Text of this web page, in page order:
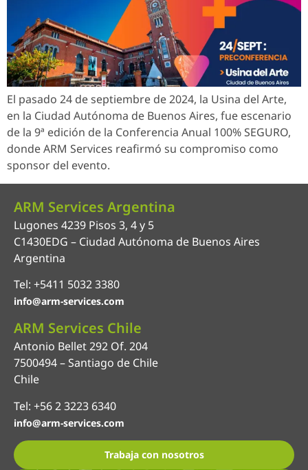
El pasado 24 de septiembre de 2024, la Usina del Arte,
en la Ciudad Autónoma de Buenos Aires, fue escenario
de la 9ª edición de la Conferencia Anual 100% SEGURO,
donde ARM Services reafirmó su compromiso como
sponsor del evento.
ARM Services Argentina
Lugones 4239 Pisos 3, 4 y 5
C1430EDG – Ciudad Autónoma de Buenos Aires
Argentina
Tel: +5411 5032 3380
info@arm-services.com
ARM Services Chile
Antonio Bellet 292 Of. 204
7500494 – Santiago de Chile
Chile
Tel: +56 2 3223 6340
info@arm-services.com
Trabaja con nosotros